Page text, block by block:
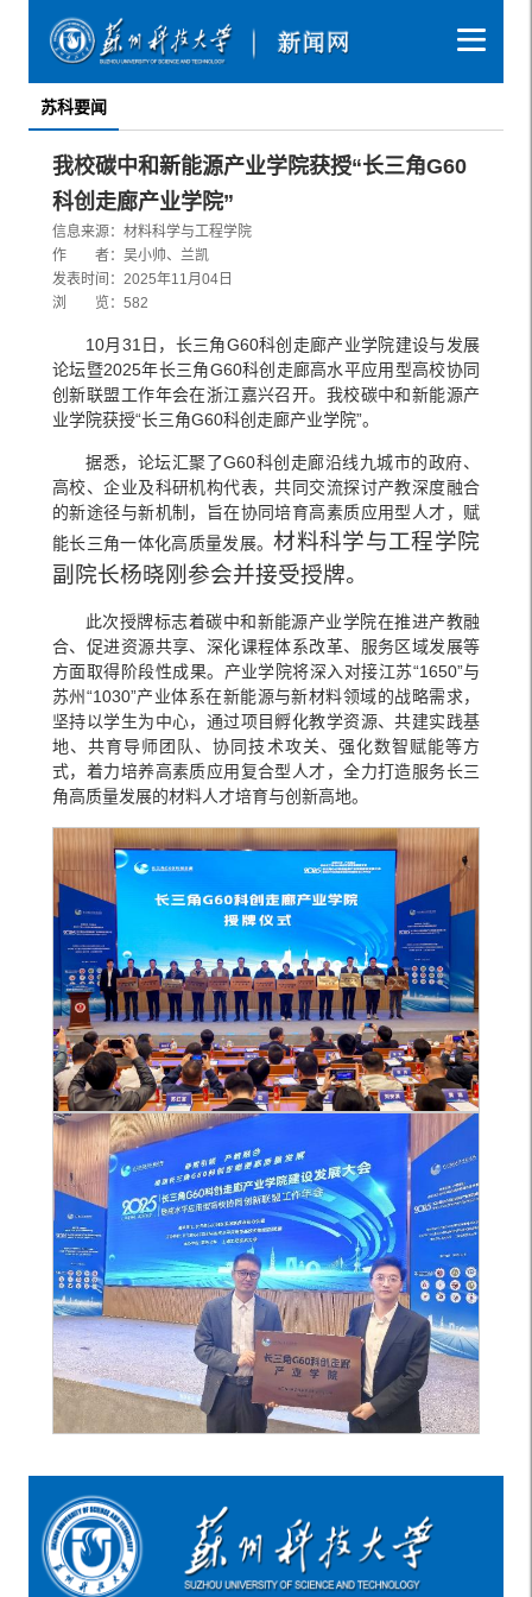
苏科要闻
我校碳中和新能源产业学院获授“长三角G60
科创走廊产业学院”
信息来源：材料科学与工程学院
作 者：吴小帅、兰凯
发表时间：2025年11月04日
浏 览： 582
10月31日，长三角G60科创走廊产业学院建设与发展
论坛暨2025年长三角G60科创走廊高水平应用型高校协同
创新联盟工作年会在浙江嘉兴召开。我校碳中和新能源产
业学院获授“长三角G60科创走廊产业学院”。
据悉，论坛汇聚了G60科创走廊沿线九城市的政府、
高校、企业及科研机构代表，共同交流探讨产教深度融合
的新途径与新机制，旨在协同培育高素质应用型人才，赋
能长三角一体化高质量发展。材料科学与工程学院
副院长杨晓刚参会并接受授牌。
此次授牌标志着碳中和新能源产业学院在推进产教融
合、促进资源共享、深化课程体系改革、服务区域发展等
方面取得阶段性成果。产业学院将深入对接江苏“1650”与
苏州“1030”产业体系在新能源与新材料领域的战略需求，
坚持以学生为中心，通过项目孵化教学资源、共建实践基
地、共育导师团队、协同技术攻关、强化数智赋能等方
式，着力培养高素质应用复合型人才，全力打造服务长三
角高质量发展的材料人才培育与创新高地。